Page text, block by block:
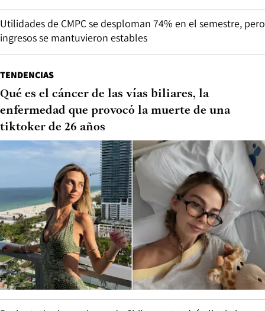
Utilidades de CMPC se desploman 74% en el semestre, pero
ingresos se mantuvieron estables
TENDENCIAS
Qué es el cáncer de las vías biliares, la
enfermedad que provocó la muerte de una
tiktoker de 26 años